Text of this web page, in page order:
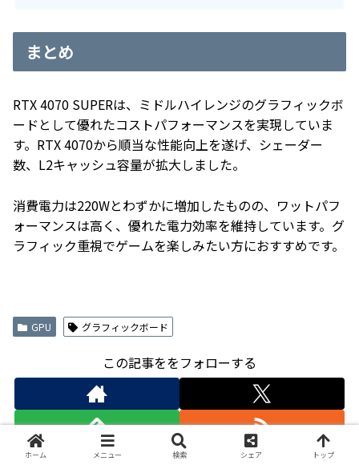
まとめ
RTX 4070 SUPERは、ミドルハイレンジのグラフィックボ
ードとして優れたコストパフォーマンスを実現していま
す。RTX 4070から順当な性能向上を遂げ、シェーダー
数、L2キャッシュ容量が拡大しました。
消費電力は220Wとわずかに増加したものの、ワットパフ
ォーマンスは高く、優れた電力効率を維持しています。グ
ラフィック重視でゲームを楽しみたい方におすすめです。
GPU グラフィックボード
この記事ををフォローする
ホーム メニュー 検索 シェア トップ